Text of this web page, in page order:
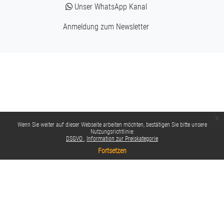
Wenn Sie weiter auf dieser Webseite arbeiten möchten, bestätigen Sie bitte unsere
Nutzungsrichtlinie:
DSGVO
Information zur Preiskategorie
Fortsetzen
Unser WhatsApp Kanal
Anmeldung zum Newsletter